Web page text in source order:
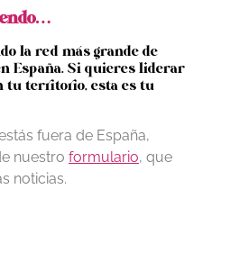
la red más grande de
España. Si quieres liderar
tu territorio, esta es tu
fuera de España,
nuestro formulario, que
noticias.